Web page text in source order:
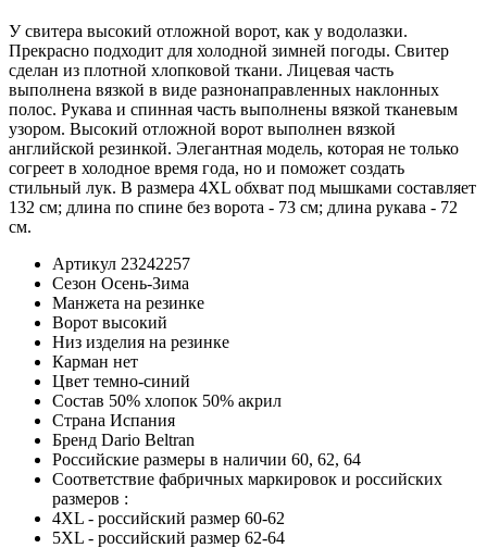
У свитера высокий отложной ворот, как у водолазки.
Прекрасно подходит для холодной зимней погоды. Свитер
сделан из плотной хлопковой ткани. Лицевая часть
выполнена вязкой в виде разнонаправленных наклонных
полос. Рукава и спинная часть выполнены вязкой тканевым
узором. Высокий отложной ворот выполнен вязкой
английской резинкой. Элегантная модель, которая не только
согреет в холодное время года, но и поможет создать
стильный лук. В размера 4XL обхват под мышками составляет
132 см; длина по спине без ворота - 73 см; длина рукава - 72
см.
Артикул 23242257
Сезон Осень-Зима
Манжета на резинке
Ворот высокий
Низ изделия на резинке
Карман нет
Цвет темно-синий
Состав 50% хлопок 50% акрил
Страна Испания
Бренд Dario Beltran
Российские размеры в наличии 60, 62, 64
Соответствие фабричных маркировок и российских
размеров :
4XL - российский размер 60-62
5XL - российский размер 62-64